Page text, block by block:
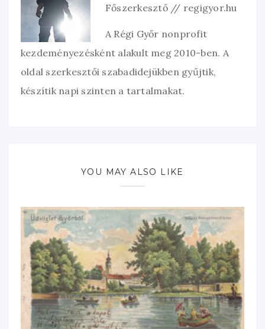
Főszerkesztő // regigyor.hu
A Régi Győr nonprofit
kezdeményezésként alakult meg 2010-ben. A
oldal szerkesztői szabadidejükben gyűjtik,
készítik napi szinten a tartalmakat.
YOU MAY ALSO LIKE